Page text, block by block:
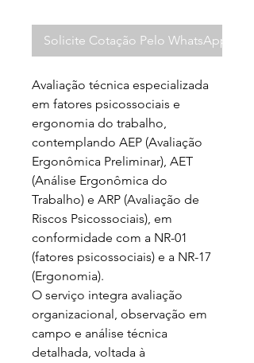
Solicite Cotação Pelo WhatsApp
Avaliação técnica especializada
em fatores psicossociais e
ergonomia do trabalho,
contemplando AEP (Avaliação
Ergonômica Preliminar), AET
(Análise Ergonômica do
Trabalho) e ARP (Avaliação de
Riscos Psicossociais), em
conformidade com a NR-01
(fatores psicossociais) e a NR-17
(Ergonomia).
O serviço integra avaliação
organizacional, observação em
campo e análise técnica
detalhada, voltada à